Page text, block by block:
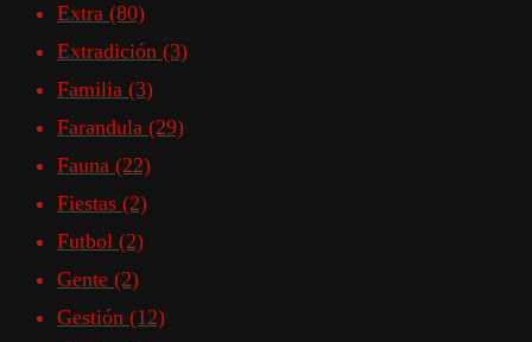
Extra (80)
Extradición (3)
Familia (3)
Farandula (29)
Fauna (22)
Fiestas (2)
Futbol (2)
Gente (2)
Gestión (12)